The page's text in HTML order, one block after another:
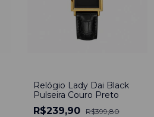
Relógio Lady Dai Black
Pulseira Couro Preto
R$239,90 R$399,80